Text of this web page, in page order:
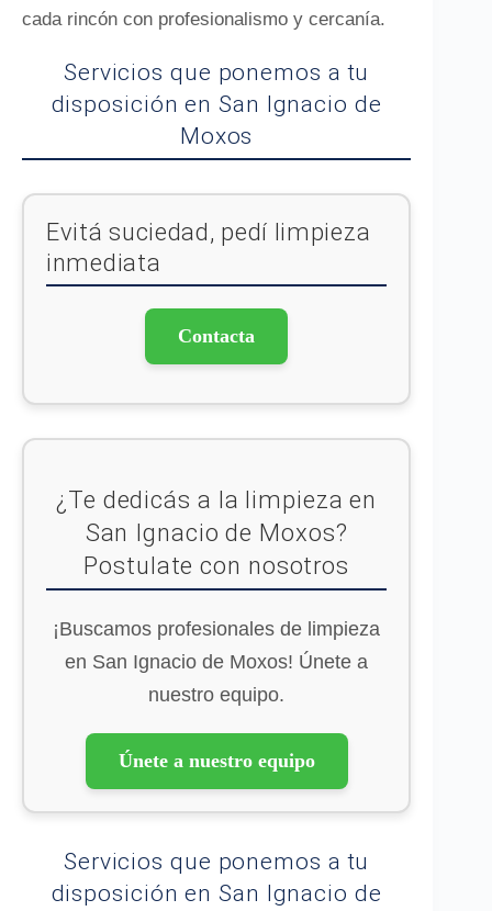
cada rincón con profesionalismo y cercanía.
Servicios que ponemos a tu
disposición en San Ignacio de
Moxos
Evitá suciedad, pedí limpieza
inmediata
Contacta
¿Te dedicás a la limpieza en
San Ignacio de Moxos?
Postulate con nosotros
¡Buscamos profesionales de limpieza
en San Ignacio de Moxos! Únete a
nuestro equipo.
Únete a nuestro equipo
Servicios que ponemos a tu
disposición en San Ignacio de